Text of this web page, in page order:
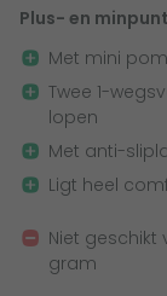
een luxueuze
gram de mat
voor de
alleen praktisch,
te maken.
Plus- en
Met mini
Twee 1-
lopen
Met anti-
Ligt heel
Niet
gram